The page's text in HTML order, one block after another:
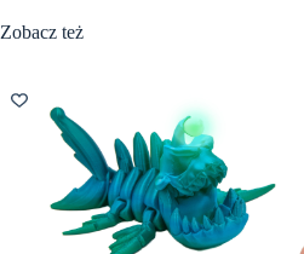
Zobacz też